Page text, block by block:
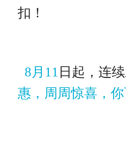
扣！
8月11 日起，连
惠，周周惊喜，